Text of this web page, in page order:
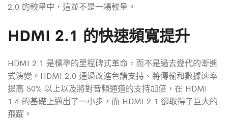
2.0 的較量中，這並不是一場較量。
HDMI 2.1 的快速頻寬提升
HDMI 2.1 是標準的里程碑式革命，而不是過去幾代的漸進
式演變。 HDMI 2.0 通過改進色譜支持、將傳輸和數據速率
提高 50% 以上以及將對音頻通道的支持加倍，在 HDMI
1.4 的基礎上邁出了一小步，而 HDMI 2.1 卻取得了巨大的
飛躍。